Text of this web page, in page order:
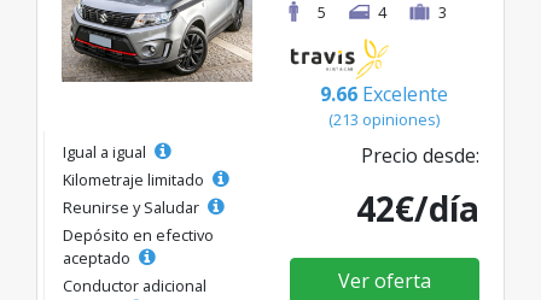
5
4 3
9.66 Excelente
(213 opiniones)
Igual a igual
Kilometraje limitado
Reunirse y Saludar
Depósito en efectivo
aceptado
Conductor adicional
Precio desde:
42€/día
Ver oferta